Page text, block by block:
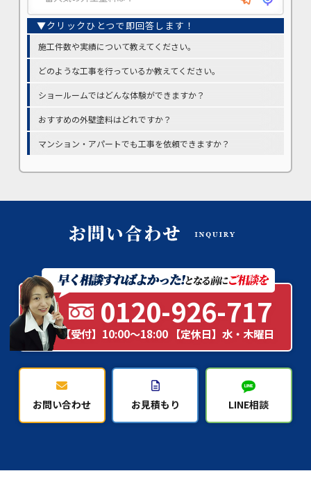
施工件数や実績について教えてください。
どのような工事を行っているか教えてください。
ショールームではどんな体験ができますか？
おすすめの外壁塗料はどれですか？
マンション・アパートでも工事を依頼できますか？
0120-926-717
【受付】10:00～18:00 【定休日】水・木曜日
お問い合わせ お見積もり LINE相談